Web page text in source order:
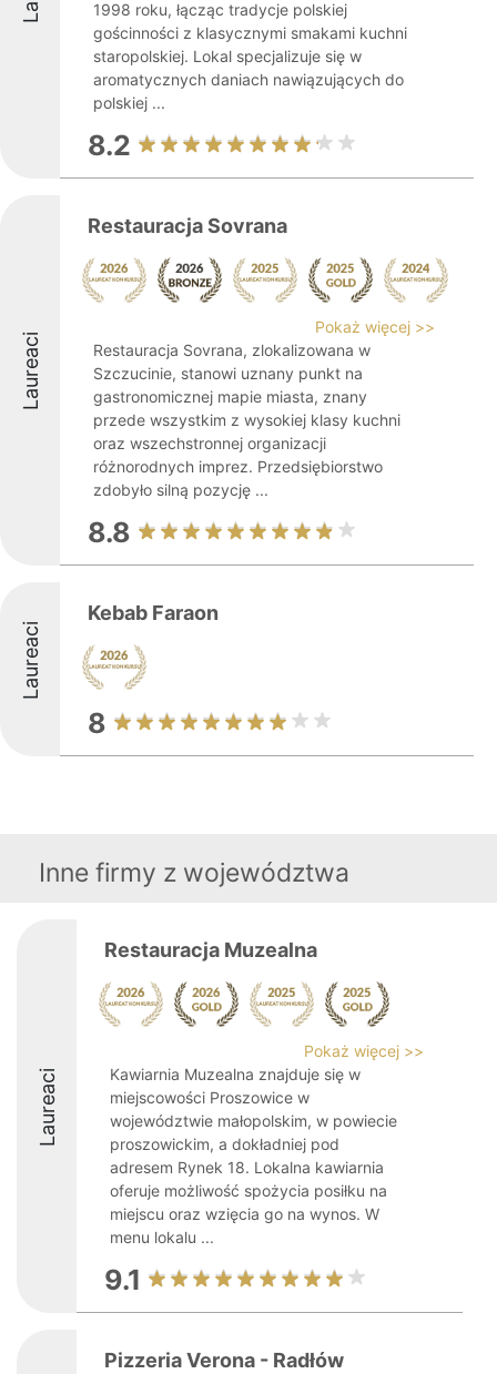
1998 roku, łącząc tradycje polskiej
gościnności z klasycznymi smakami kuchni
staropolskiej. Lokal specjalizuje się w
aromatycznych daniach nawiązujących do
polskiej ...
8.2
Laureaci
Restauracja Sovrana
Pokaż więcej >>
Restauracja Sovrana, zlokalizowana w
Szczucinie, stanowi uznany punkt na
gastronomicznej mapie miasta, znany
przede wszystkim z wysokiej klasy kuchni
oraz wszechstronnej organizacji
różnorodnych imprez. Przedsiębiorstwo
zdobyło silną pozycję ...
8.8
Laureaci
Kebab Faraon
8
Inne firmy z województwa
Laureaci
Restauracja Muzealna
Pokaż więcej >>
Kawiarnia Muzealna znajduje się w
miejscowości Proszowice w
województwie małopolskim, w powiecie
proszowickim, a dokładniej pod
adresem Rynek 18. Lokalna kawiarnia
oferuje możliwość spożycia posiłku na
miejscu oraz wzięcia go na wynos. W
menu lokalu ...
9.1
Pizzeria Verona - Radłów